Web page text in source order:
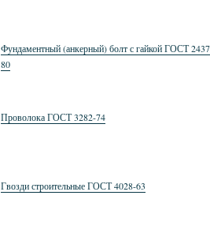
Фундаментный (анкерный) болт с гайкой ГОСТ
80
Проволока ГОСТ 3282-74
Гвозди строительные ГОСТ 4028-63